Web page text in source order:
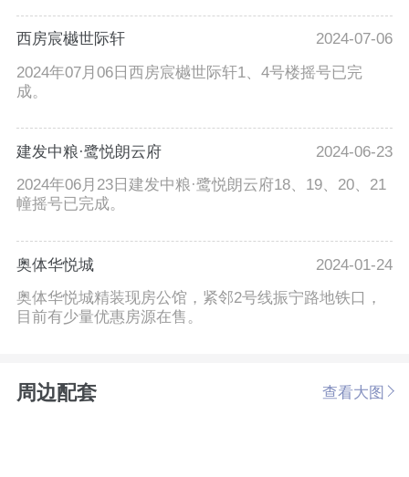
西房宸樾世际轩
2024-07-06
2024年07月06日西房宸樾世际轩1、4号楼摇号已完
成。
建发中粮·鹭悦朗云府
2024-06-23
2024年06月23日建发中粮·鹭悦朗云府18、19、20、21
幢摇号已完成。
奥体华悦城
2024-01-24
奥体华悦城精装现房公馆，紧邻2号线振宁路地铁口，
目前有少量优惠房源在售。
周边配套 查看大图